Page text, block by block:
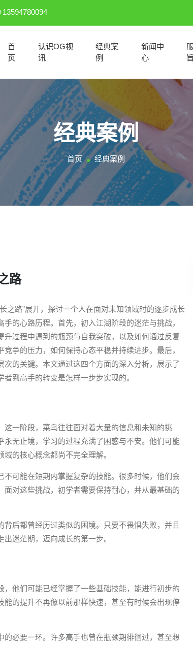
首
页
认识OG视
讯
经典案
例
新闻中
心
旨
经典案例
首页 经典案例
路
之路”展开，探讨一个人在面对未知领域时的逐步成长
的心路历程。首先，初入江湖阶段的迷茫与挑战，
过程中遇到的瓶颈与自我突破，以及如何通过反复
争的压力，如何保持心态平稳并持续进步。最后，
的关键。本文通过这四个方面的深入分析，展示了
到高手的转变是怎样一步步实现的。
一阶段，菜鸟往往面对着大量的信息和未知的挑
无止境，学习的过程充满了困惑与不安。他们可能
的核心概念都尚不完全理解。
可能在短期内掌握复杂的技能。很多时候，他们会
对这些挑战，初学者需要保持耐心，并从最基础的
后都曾经历过类似的困境。只要不畏惧失败，并且
迷茫期，迈向成长的第一步。
他们可能已经掌握了一些基础技能，能进行初步的
的提升不再像以前那样快速，甚至有时候会出现停
必要一环。许多高手也曾在瓶颈期徘徊过，甚至想